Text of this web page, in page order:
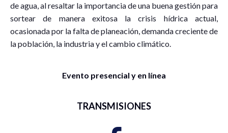
de agua, al resaltar la importancia de una buena gestión para
sortear de manera exitosa la crisis hídrica actual,
ocasionada por la falta de planeación, demanda creciente de
la población, la industria y el cambio climático.
Evento presencial y en línea
TRANSMISIONES